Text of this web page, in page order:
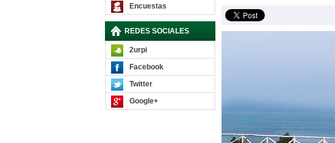
Encuestas
REDES SOCIALES
2urpi
Facebook
Twitter
Google+